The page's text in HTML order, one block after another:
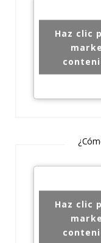
Haz clic
Haz clic